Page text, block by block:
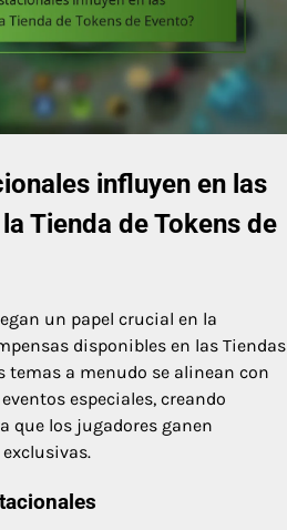
influyen en las
Tienda de Tokens de
un papel crucial en la
disponibles en las Tiendas
temas a menudo se alinean con
especiales, creando
que los jugadores ganen